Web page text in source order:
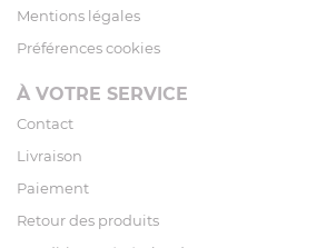
Mentions légales
Préférences cookies
À VOTRE SERVICE
Contact
Livraison
Paiement
Retour des produits